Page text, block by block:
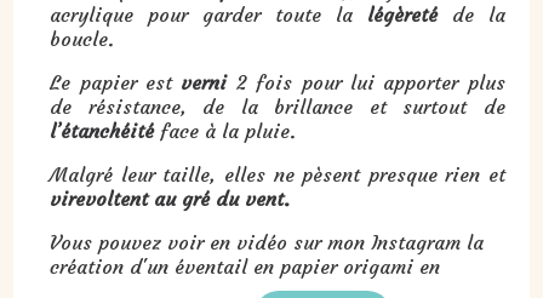
acrylique pour garder toute la légèretéde la
boucle.
Le papier est verni2 fois pour lui apporter plus
de résistance, de la brillance et surtout de
l’étanchéitéface à la pluie.
Malgré leur taille, elles ne pèsent presque rien et
virevoltent au gré du vent.
Vous pouvez voir en vidéo sur mon Instagram la
création d'un éventail en papier origami en